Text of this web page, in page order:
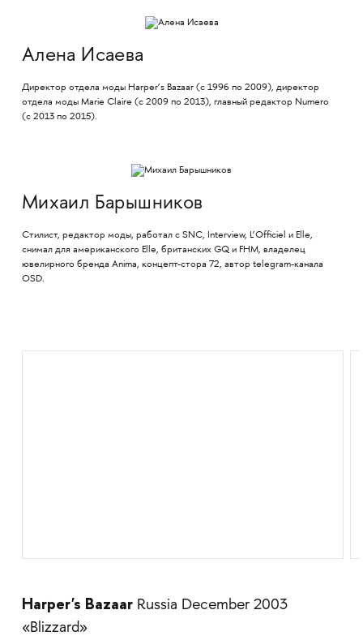
Алена Исаева
Директор отдела моды Harper’s Bazaar (с 1996 по 2009), директор
отдела моды Marie Claire (с 2009 по 2013), главный редактор Numero
(с 2013 по 2015).
Михаил Барышников
Стилист, редактор моды, работал с SNC, Interview, L’Officiel и Elle,
снимал для американского Elle, британских GQ и FHM, владелец
ювелирного бренда Anima, концепт-стора 72, автор telegram-канала
OSD.
Harper's BazaarRussia December 2003
«Blizzard»